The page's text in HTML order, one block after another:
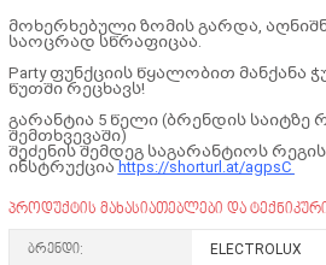
მოხერხებული ზომის გარდა,
საოცრად სწრაფიცაა.
Party ფუნქციის წყალობით მანქანა
წუთში რეცხავს!
გარანტია 5 წელი (ბრენდის საიტზე
შემთხვევაში)
შეძენის შემდეგ საგარანტიოს
ინსტრუქცია https://shorturl.at/agpsC
პროდუქტის მახასიათებლები და
ბრენდი: ELECTROLUX